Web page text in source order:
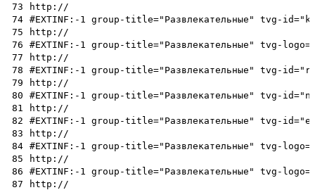
73
http://
74 #EXTINF:-1 group-title="Развлекательные" tvg-
75
http://
76
#EXTINF:-1 group-title="Развлекательные" tvg-
77
http://
78
#EXTINF:-1 group-title="Развлекательные" tvg-
79
http://
80
#EXTINF:-1 group-title="Развлекательные" tvg-
81
http://
82
#EXTINF:-1 group-title="Развлекательные" tvg-
83
http://
84 #EXTINF:-1 group-title="Развлекательные" tvg-
85
http://
86
#EXTINF:-1 group-title="Развлекательные" tvg-
87
http://